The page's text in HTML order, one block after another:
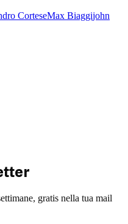
CorteseMax Biaggijohn
gratis nella tua mail